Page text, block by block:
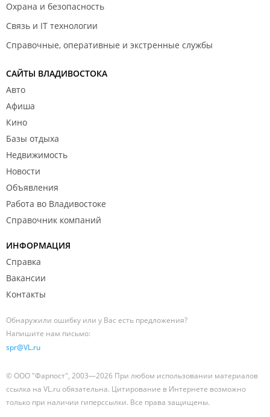
Охрана и безопасность
Связь и IT технологии
Справочные, оперативные и экстренные службы
САЙТЫ ВЛАДИВОСТОКА
Авто
Афиша
Кино
Базы отдыха
Недвижимость
Новости
Объявления
Работа во Владивостоке
Справочник компаний
ИНФОРМАЦИЯ
Справка
Вакансии
Контакты
Обнаружили ошибку или у Вас есть предложения?
Напишите нам письмо:
spr@VL.ru
© ООО "Фарпост", 2003—2026 При любом использовании материалов
ссылка на VL.ru обязательна. Цитирование в Интернете возможно
только при наличии гиперссылки. Все права защищены.